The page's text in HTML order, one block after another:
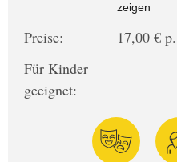
zeigen
Preise:
17,00 €
Für Kinder
geeignet: